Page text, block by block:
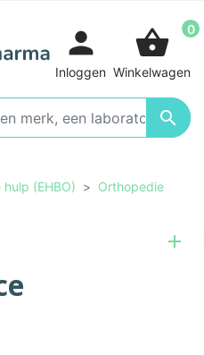

person
Inloggen
shopping_basket 0
Winkelwagen
(EHBO)
Orthopedie